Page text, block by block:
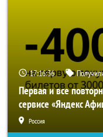
17:16:34
Первая и все
сервисе «Яндекс
Россия